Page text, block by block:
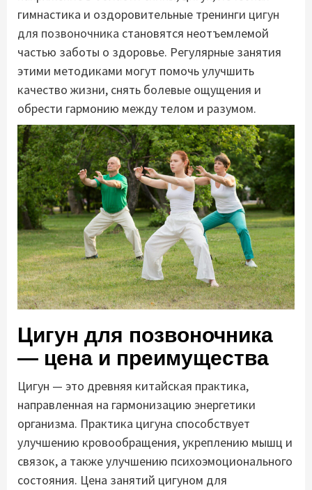
гимнастика и оздоровительные тренинги цигун
для позвоночника становятся неотъемлемой
частью заботы о здоровье. Регулярные занятия
этими методиками могут помочь улучшить
качество жизни, снять болевые ощущения и
обрести гармонию между телом и разумом.
Цигун для позвоночника
— цена и преимущества
Цигун — это древняя китайская практика,
направленная на гармонизацию энергетики
организма. Практика цигуна способствует
улучшению кровообращения, укреплению мышц и
связок, а также улучшению психоэмоционального
состояния. Цена занятий цигуном для